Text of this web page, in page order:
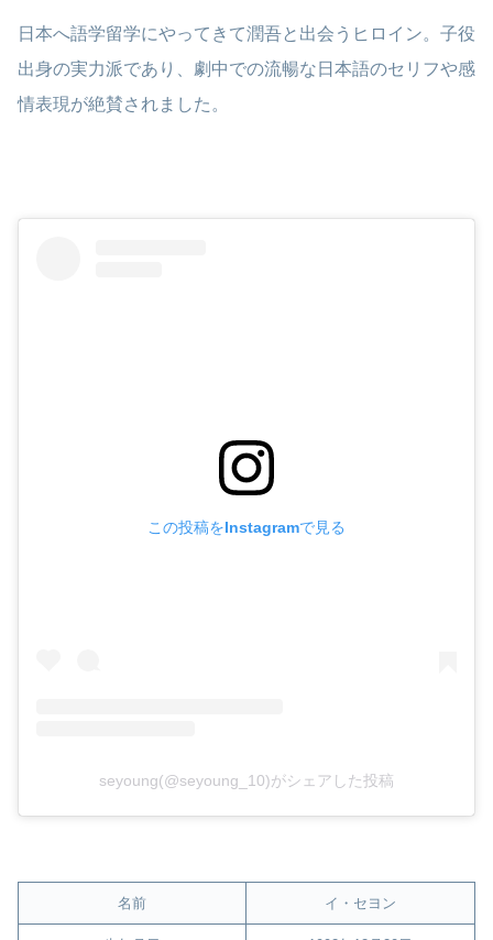
日本へ語学留学にやってきて潤吾と出会うヒロイン。子役
出身の実力派であり、劇中での流暢な日本語のセリフや感
情表現が絶賛されました。
この投稿をInstagramで見る
seyoung(@seyoung_10)がシェアした投稿
名前 イ・セヨン